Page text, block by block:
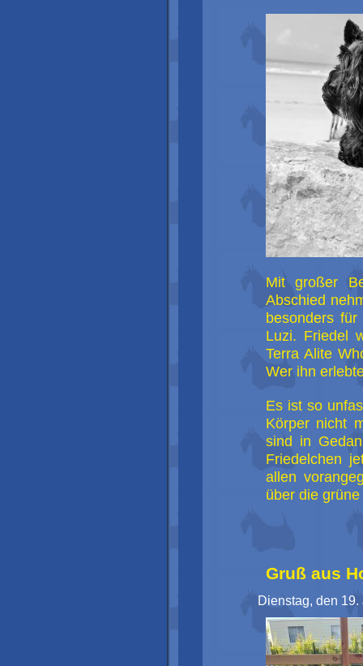
Mit großer
Abschied
besonders
Luzi. Friedel
Terra Alite
Wer ihn
Es ist so
Körper nicht
sind in
Friedelchen
allen
über die
Gruß aus
Dienstag, den 19.